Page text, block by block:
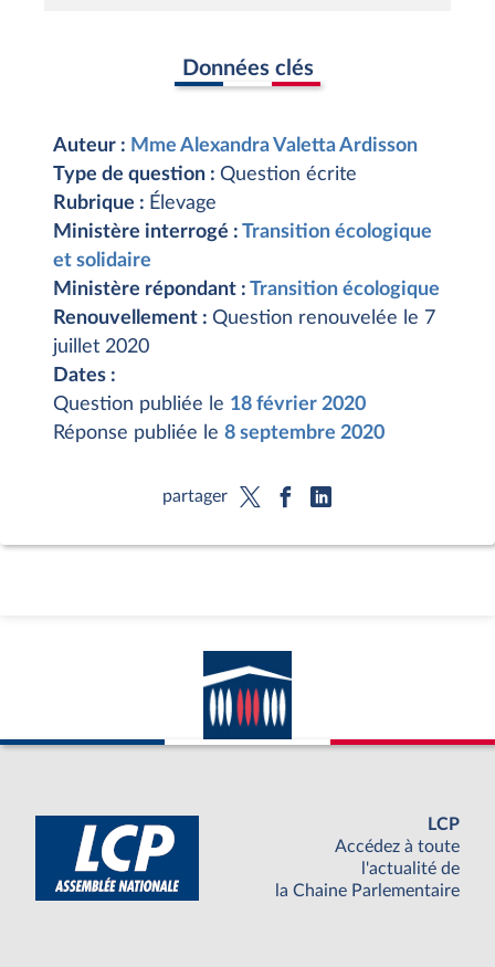
Données clés
Auteur : Mme Alexandra Valetta Ardisson
Type de question : Question écrite
Rubrique : Élevage
Ministère interrogé : Transition écologique
et solidaire
Ministère répondant : Transition écologique
Renouvellement : Question renouvelée le 7
juillet 2020
Dates :
Question publiée le 18 février 2020
Réponse publiée le 8 septembre 2020
partager
LCP
Accédez à toute
l'actualité de
la Chaine Parlementaire